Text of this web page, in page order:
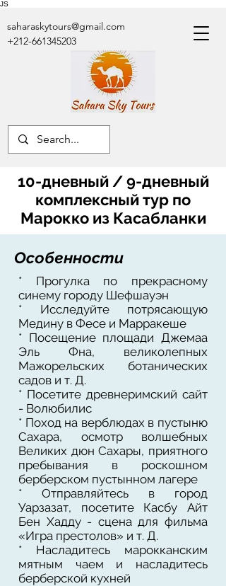
JS
saharaskytours@gmail.com
+212-661345203
10-дневный / 9-дневный
комплексный тур по
Марокко из Касабланки
Особенности
* Прогулка по прекрасному
синему городу Шефшауэн
* Исследуйте потрясающую
Медину в Фесе и Марракеше
* Посещение площади Джемаа
Эль Фна, великолепных
Мажорельских ботанических
садов и т. Д.
* Посетите древнеримский сайт
- Волюбилис
* Поход на верблюдах в пустыню
Сахара, осмотр волшебных
Великих дюн Сахары, приятного
пребывания в роскошном
берберском пустынном лагере
* Отправляйтесь в город
Уарзазат, посетите Касбу Айт
Бен Хадду - сцена для фильма
«Игра престолов» и т. Д.
* Насладитесь марокканским
мятным чаем и насладитесь
берберской кухней